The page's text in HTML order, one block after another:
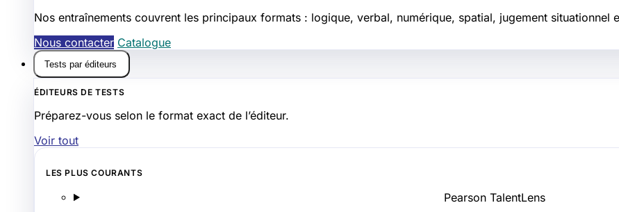
Nos entraînements couvrent les principaux formats : logique, verbal, numérique, spatial, jugement situationnel
Nous contacter Catalogue
Tests par éditeurs
ÉDITEURS DE TESTS
Préparez-vous selon le format exact de l’éditeur.
Voir tout
LES PLUS COURANTS
Pearson TalentLens